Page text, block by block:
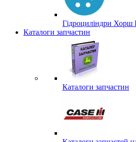
Гідроциліндри Хорш
Каталоги запчастин
Каталоги запчастин